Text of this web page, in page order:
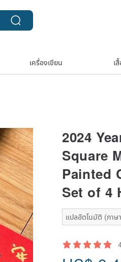
เครื่องเขียน เ
2024
Square
Painted
Set of 4
แปลอัตโนมัติ (ภาษ